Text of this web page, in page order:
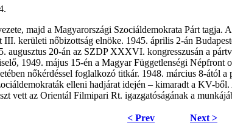
majd a Magyarországi Szociáldemokrata Párt
kerületi nőbizottság elnöke. 1945. április 2-án
augusztus 20-án az SZDP XXXVI. kongresszusán a
1949. május 15-én a Magyar Függetlenségi
nőkérdéssel foglalkozó titkár. 1948. március 8-ától
elleni hadjárat idején – kimaradt a KV-
vett az Orientál Filmipari Rt. igazgatóságának a
< Prev Next >